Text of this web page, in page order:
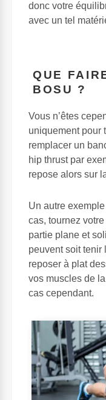
donc votre
avec un tel
QUE
BOSU ?
Vous n’êtes
uniquement pour
remplacer un
hip thrust par
repose alors sur
Un autre
cas, tournez
partie plane et
peuvent soit tenir
reposer à plat
vos muscles de
cas cependant.